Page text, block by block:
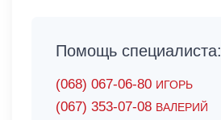
Помощь специалиста:
(068) 067-06-80 ИГОРЬ
(067) 353-07-08 ВАЛЕРИЙ